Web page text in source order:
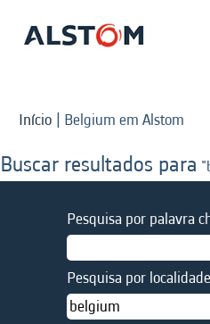
Início | Belgium em Alstom
Buscar resultados para
Pesquisa por palavra
Pesquisa por localidade